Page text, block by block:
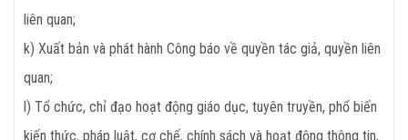
liên quan;
k) Xuất bản và phát hành Công báo về quyền tác giả, quyền liên
quan;
l) Tổ chức, chỉ đạo hoạt động giáo dục, tuyên truyền, phổ biến
kiến thức, pháp luật, cơ chế, chính sách và hoạt động thông tin,